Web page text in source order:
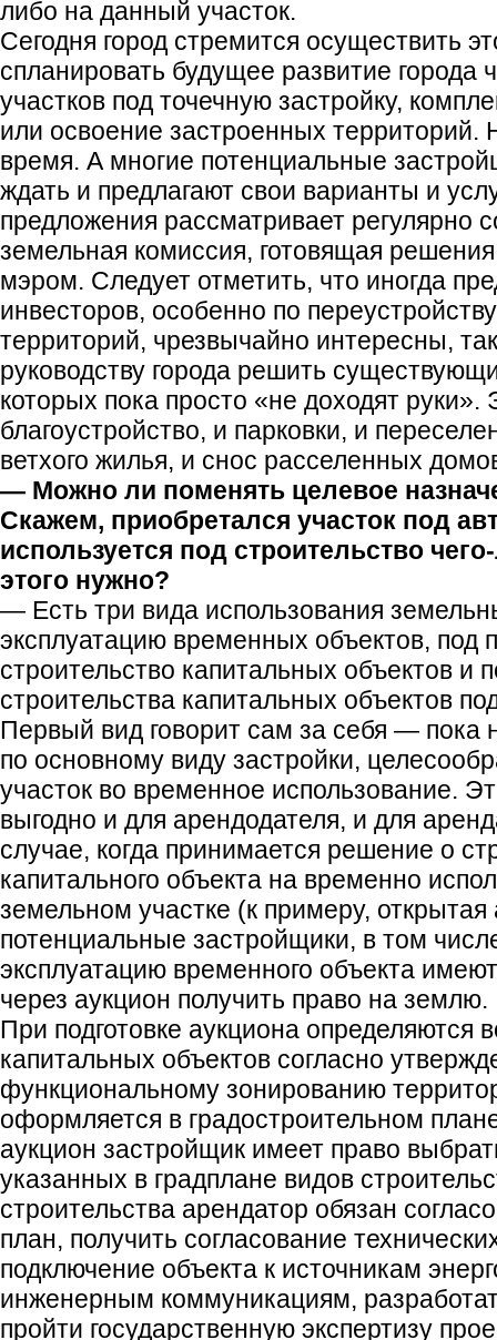
либо на данный участок.
Сегодня город стремится осуществить
спланировать будущее развитие города
участков под точечную застройку,
или освоение застроенных территорий.
время. А многие потенциальные
ждать и предлагают свои варианты и
предложения рассматривает регулярно
земельная комиссия, готовящая
мэром. Следует отметить, что иногда
инвесторов, особенно по
территорий, чрезвычайно интересны,
руководству города решить
которых пока просто «не доходят руки».
благоустройство, и парковки, и
ветхого жилья, и снос расселенных
— Можно ли поменять целевое
Скажем, приобретался участок под
используется под строительство
этого нужно?
— Есть три вида использования
эксплуатацию временных объектов, под
строительство капитальных объектов и
строительства капитальных объектов
Первый вид говорит сам за себя — пока
по основному виду застройки,
участок во временное использование.
выгодно и для арендодателя, и для
случае, когда принимается решение о
капитального объекта на временно
земельном участке (к примеру, открытая
потенциальные застройщики, в том
эксплуатацию временного объекта
через аукцион получить право на землю.
При подготовке аукциона определяются
капитальных объектов согласно
функциональному зонированию
оформляется в градостроительном
аукцион застройщик имеет право
указанных в градплане видов
строительства арендатор обязан
план, получить согласование
подключение объекта к источникам
инженерным коммуникациям,
пройти государственную экспертизу